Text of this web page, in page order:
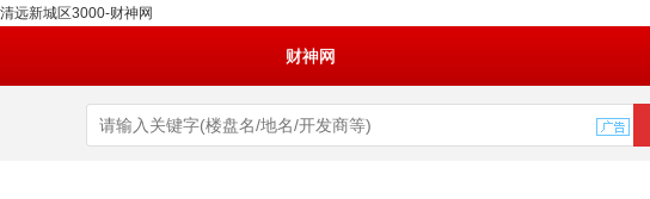
清远新城区3000-财神网
财神网